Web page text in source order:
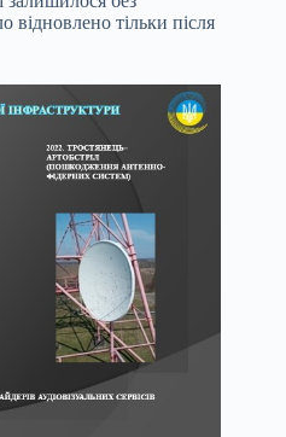
відновлено тільки після